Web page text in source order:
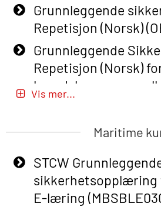
Grunnleggende
Repetisjon (Norsk)
Grunnleggende
Repetisjon (Norsk)
beredskapspersonell
E-læring (OBSBLE051)
Basic Safety
Basic Safety Training
Course (English)
(OBSBLE048)
Vis mer...
Maritime
STCW
sikkerhetsopplæring
E-læring